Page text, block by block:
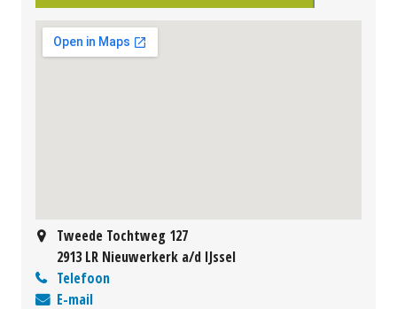
Tweede Tochtweg 127
2913 LR Nieuwerkerk a/d IJssel
Telefoon
E-mail